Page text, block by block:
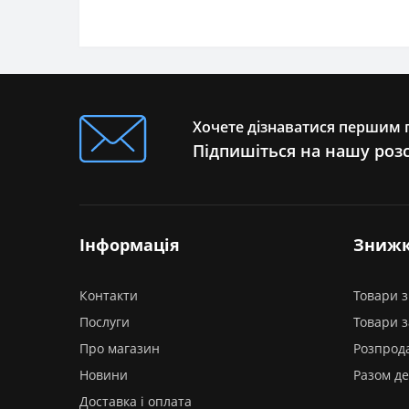
Хочете дізнаватися першим
Підпишіться на нашу
Інформація
Контакти
Послуги
Про магазин
Новини
Доставка і оплата
Товари
Товари
Разом